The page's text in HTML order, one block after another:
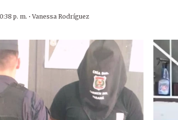
p. m. ·Vanessa Rodríguez